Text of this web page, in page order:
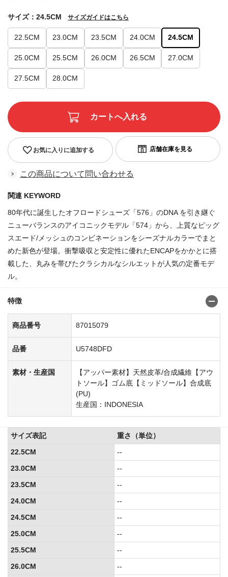
22.5CM 23.0CM 23.5CM 24.0CM 24.5CM
25.0CM 25.5CM 26.0CM 26.5CM 27.0CM
27.5CM 28.0CM
サイズ：24.5CM サイズガイドはこちら
お気に入りに追加する
この商品について問い合わせる
関連 KEYWORD
80年代に誕生したオフロードシューズ「576」のDNA を引き継ぐ
ニューバランスのアイコニックモデル「574」から、上質なピッグ
スエード/メッシュのコンビネーションをシーズナルカラーでまと
めた新色が登場。衝撃吸収と安定性に優れたENCAPをかかとに搭
載した、丸みを帯びたクラシカルなシルエットが人気の定番モデ
ル。
特徴
商品番号 87015079
品番 U5748DFD
素材・生産国
【アッパー素材】天然皮革/合成繊維【アウ
トソール】ゴム底【ミッドソール】合成底
(PU)
生産国：INDONESIA
サイズ表記
重さ（単位）
22.5CM
--
23.0CM
--
23.5CM
--
24.0CM
--
24.5CM
--
25.0CM
--
25.5CM
--
26.0CM
--